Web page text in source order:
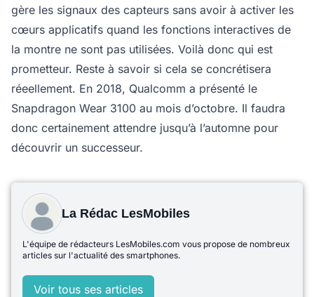
gère les signaux des capteurs sans avoir à activer les
cœurs applicatifs quand les fonctions interactives de
la montre ne sont pas utilisées. Voilà donc qui est
prometteur. Reste à savoir si cela se concrétisera
réeellement. En 2018, Qualcomm a présenté le
Snapdragon Wear 3100 au mois d’octobre. Il faudra
donc certainement attendre jusqu’à l’automne pour
découvrir un successeur.
La Rédac LesMobiles
L'équipe de rédacteurs LesMobiles.com vous propose de nombreux
articles sur l'actualité des smartphones.
Voir tous ses articles